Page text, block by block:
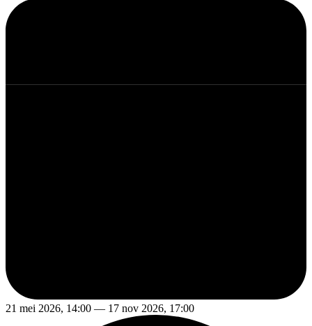
21 mei 2026, 14:00 — 17 nov 2026, 17:00